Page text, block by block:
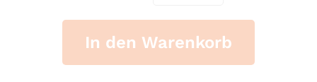
In den Warenkorb